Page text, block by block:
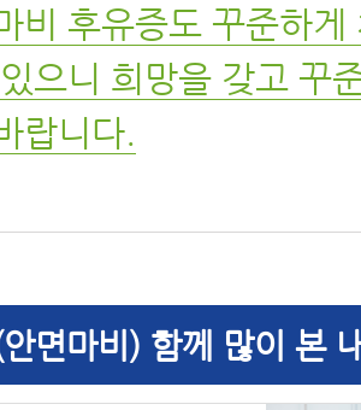
비 후유증도 꾸준하게
으니 희망을 갖고 꾸
랍니다.
면마비) 함께 많이 본